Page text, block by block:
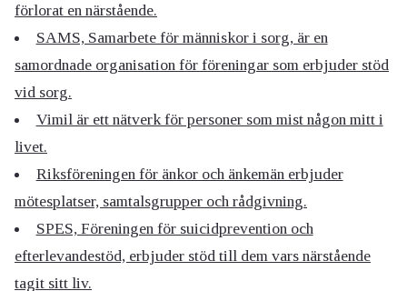
förlorat en närstående.
SAMS, Samarbete för människor i sorg, är en
samordnade organisation för föreningar som erbjuder stöd
vid sorg.
Vimil är ett nätverk för personer som mist någon mitt i
livet.
Riksföreningen för änkor och änkemän erbjuder
mötesplatser, samtalsgrupper och rådgivning.
SPES, Föreningen för suicidprevention och
efterlevandestöd, erbjuder stöd till dem vars närstående
tagit sitt liv.